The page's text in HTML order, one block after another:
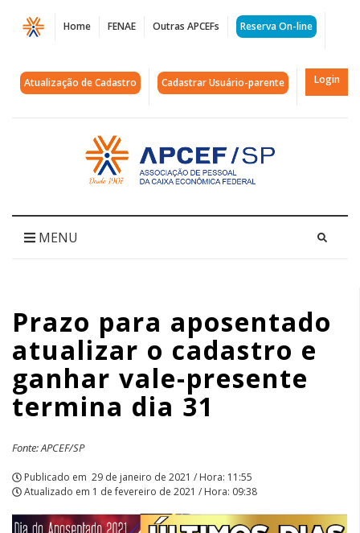
Página
Prazo
para
atualizar
presente
termina
dia
31
|
APCEF/SP
Home FENAE Outras APCEFs Reserva On-line
Atualização de Cadastro Cadastrar Usuário-parente Login
Acessar
página
inicial
MENU
Prazo para aposentado
atualizar o cadastro e
ganhar vale-presente
termina dia 31
Fonte: APCEF/SP
Publicado em 29 de janeiro de 2021 / Hora: 11:55
Atualizado em 1 de fevereiro de 2021 / Hora: 09:38